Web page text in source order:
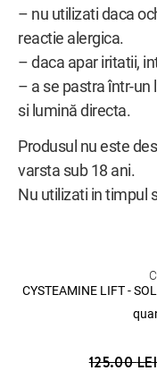
– nu utilizati daca
reactie alergica.
– daca apar iritatii,
– a se pastra într-un
si lumină directa.
Produsul nu este
varsta sub 18 ani.
Nu utilizati in timpul
CYSTEAMINE LIFT -
125.00LEI